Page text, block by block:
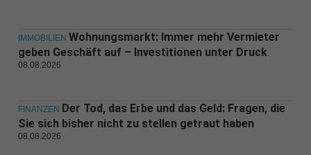
IMMOBILIEN Wohnungsmarkt: Immer mehr Vermieter
geben Geschäft auf – Investitionen unter Druck
08.08.2026
FINANZEN Der Tod, das Erbe und das Geld: Fragen, die
Sie sich bisher nicht zu stellen getraut haben
08.08.2026